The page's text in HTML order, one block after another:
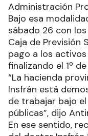
Administración
Bajo esa
sábado 26 con
Caja de Previsión
pago a los
finalizando el 1º
“La hacienda
Insfrán está
de trabajar bajo
públicas”, dijo
En ese sentido,